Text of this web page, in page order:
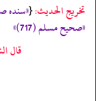
تخریج الحدیث:{«‏‏‏‏سنده
«صحيح مسلم (717)»
قال